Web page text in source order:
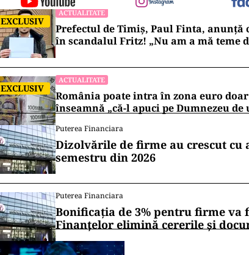
EXCLUSIV
ACTUALITATE
Prefectul de Timiș, Paul Finta,
în scandalul Fritz! „Nu am a mă teme
EXCLUSIV
ACTUALITATE
România poate intra în zona euro
înseamnă „că-l apuci pe Dumnezeu de
Puterea Financiara
Dizolvările de firme au crescut cu
semestru din 2026
Puterea Financiara
Bonificația de 3% pentru firme
Finanțelor elimină cererile și